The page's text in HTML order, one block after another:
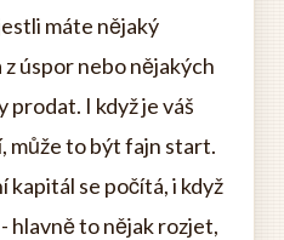
máte nějaký
z úspor nebo nějakých
prodat. I když je váš
může to být fajn start.
kapitál se počítá, i když
hlavně to nějak rozjet,